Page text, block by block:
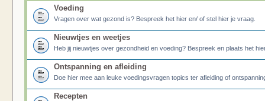
Voeding
Vragen over wat gezond is? Bespreek het hier en/ of stel hier je vraag.
Nieuwtjes en weetjes
Heb jij nieuwtjes over gezondheid en voeding? Bespreek en plaats het
Ontspanning en afleiding
Doe hier mee aan leuke voedingsvragen topics ter afleiding of
Recepten